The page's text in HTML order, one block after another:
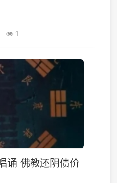
1
诵 佛教还阴债价